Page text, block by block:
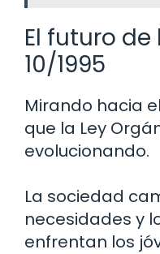
El futuro
10/1995
Mirando hacia
que la Ley
evolucionando.
La sociedad
necesidades y
enfrentan los